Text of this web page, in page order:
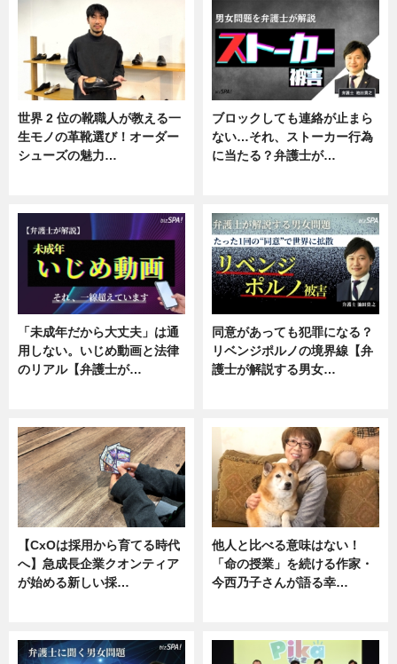
世界 2 位の靴職人が教える一
生モノの革靴選び！オーダー
シューズの魅力…
ブロックしても連絡が止まら
ない…それ、ストーカー行為
に当たる？弁護士が…
「未成年だから大丈夫」は通
用しない。いじめ動画と法律
のリアル【弁護士が…
同意があっても犯罪になる？
リベンジポルノの境界線【弁
護士が解説する男女…
【CxOは採用から育てる時代
へ】急成長企業クオンティア
が始める新しい採…
他人と比べる意味はない！
「命の授業」を続ける作家・
今西乃子さんが語る幸…